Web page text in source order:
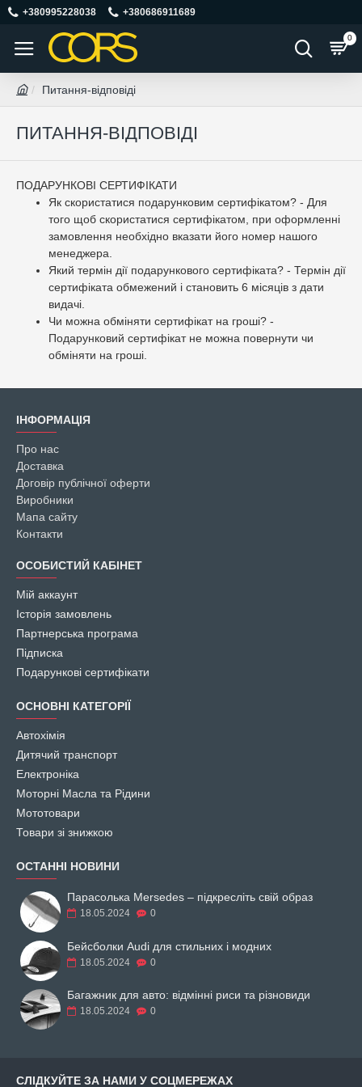
+380995228038 +380686911689
0
Питання-відповіді
ПИТАННЯ-ВІДПОВІДІ
ПОДАРУНКОВІ СЕРТИФІКАТИ
Як скористатися подарунковим сертифікатом? - Для
того щоб скористатися сертифікатом, при оформленні
замовлення необхідно вказати його номер нашого
менеджера.
Який термін дії подарункового сертифіката? - Термін дії
сертифіката обмежений і становить 6 місяців з дати
видачі.
Чи можна обміняти сертифікат на гроші? -
Подарунковий сертифікат не можна повернути чи
обміняти на гроші.
ІНФОРМАЦІЯ
Про нас
Доставка
Договір публічної оферти
Виробники
Мапа сайту
Контакти
ОСОБИСТИЙ КАБІНЕТ
Мій аккаунт
Історія замовлень
Партнерська програма
Підписка
Подарункові сертифікати
ОСНОВНІ КАТЕГОРІЇ
Автохімія
Дитячий транспорт
Електроніка
Моторні Масла та Рідини
Мототовари
Товари зі знижкою
ОСТАННІ НОВИНИ
Парасолька Mersedes – підкресліть свій образ
18.05.2024 0
Бейсболки Audi для стильних і модних
18.05.2024 0
Багажник для авто: відмінні риси та різновиди
18.05.2024 0
СЛІДКУЙТЕ ЗА НАМИ У СОЦМЕРЕЖАХ